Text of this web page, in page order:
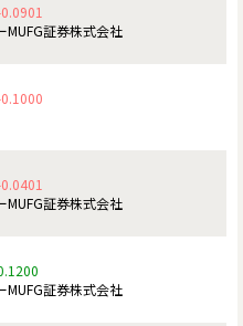
MUFG証券株式会社
MUFG証券株式会社
MUFG証券株式会社